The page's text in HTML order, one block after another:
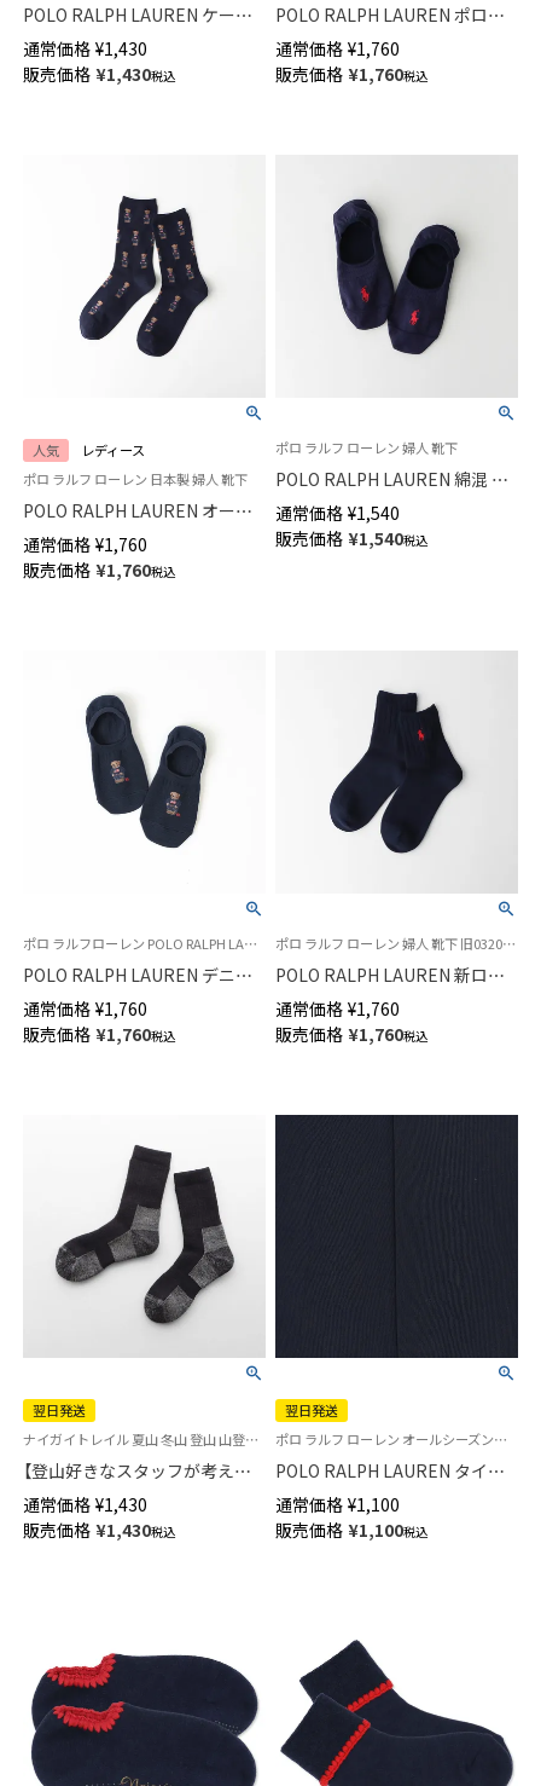
POLO RALPH LAUREN ケーブ
ル柄 ワンポイント ショート丈
ソックス オーガニックコットン
混 レディース 03207386
通常価格 ¥1,430
販売価格 ¥1,430税込
POLO RALPH LAUREN ポロベ
ア刺繍 ショート リブソックス
オーガニックコットン混 レディ
ース 03207311
通常価格 ¥1,760
販売価格 ¥1,760税込
人気
レディース
ポロ ラルフ ローレン 日本製 婦人 靴下
POLO RALPH LAUREN オーガ
ニックコットン混 フラッグミニ
ベア総柄 ポロベア クルー丈 ソ
ックス レディース 03207557
通常価格 ¥1,760
販売価格 ¥1,760税込
ポロ ラルフ ローレン 婦人 靴下
POLO RALPH LAUREN 綿混 フ
ットカバー 深履き かかと滑り
止め付き カバーソックス レデ
ィース 03207940
通常価格 ¥1,540
販売価格 ¥1,540税込
ポロ ラルフローレン POLO RALPH LAUREN ポロベア レディース 靴下 女性 ペッツ
POLO RALPH LAUREN デニム
ミニベア フットカバー ソック
ス オーガニックコットン混 レ
ディース 03207920
通常価格 ¥1,760
販売価格 ¥1,760税込
ポロ ラルフ ローレン 婦人 靴下 旧03207522
POLO RALPH LAUREN 新ロー
ゲージ 刺繍 ワンポイントソッ
クス ショート丈 オーガニック
コットン混 レディース
通常価格 ¥1,760
販売価格 ¥1,760税込
翌日発送
ナイガイトレイル 夏山 冬山 登山 山登り トレッキング 登山ソックス
【登山好きなスタッフが考えた
納得の登山用靴下】NAIGAI
TRAIL メリノウール混 クルー丈
メンズ＆レディース 【365日最
通常価格 ¥1,430
販売価格 ¥1,430税込
翌日発送
ポロ ラルフ ローレン オールシーズンタイツ つま先・パンティー部切り替えなし 日本製
POLO RALPH LAUREN タイツ
25デニール なめらかでソフトタ
ッチの薄手タイプ 切り替えなし
レディース 【365日最短翌日発
通常価格 ¥1,100
販売価格 ¥1,100税込